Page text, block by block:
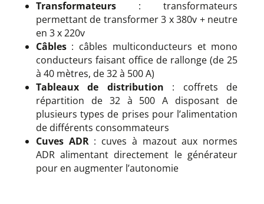
Transformateurs: transformateurs
permettant de transformer 3 x 380v + neutre
en 3 x 220v
Câbles: câbles multiconducteurs et mono
conducteurs faisant office de rallonge (de 25
à 40 mètres, de 32 à 500 A)
Tableaux de distribution : coffrets de
répartition de 32 à 500 A disposant de
plusieurs types de prises pour l’alimentation
de différents consommateurs
Cuves ADR: cuves à mazout aux normes
ADR alimentant directement le générateur
pour en augmenter l’autonomie